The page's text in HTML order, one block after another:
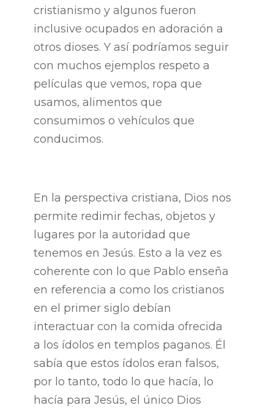
cristianismo y algunos fueron
inclusive ocupados en adoración a
otros dioses. Y así podríamos seguir
con muchos ejemplos respeto a
películas que vemos, ropa que
usamos, alimentos que
consumimos o vehículos que
conducimos.
En la perspectiva cristiana, Dios nos
permite redimir fechas, objetos y
lugares por la autoridad que
tenemos en Jesús. Esto a la vez es
coherente con lo que Pablo enseña
en referencia a como los cristianos
en el primer siglo debían
interactuar con la comida ofrecida
a los ídolos en templos paganos. Él
sabía que estos ídolos eran falsos,
por lo tanto, todo lo que hacía, lo
hacía para Jesús, el único Dios